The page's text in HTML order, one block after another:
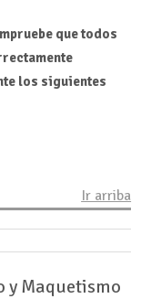
que todos
los siguientes
Ir arriba
y Maquetismo